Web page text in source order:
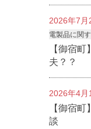
2026年7月
電製品に関
【御宿
夫？？
2026年4月
【御宿
談